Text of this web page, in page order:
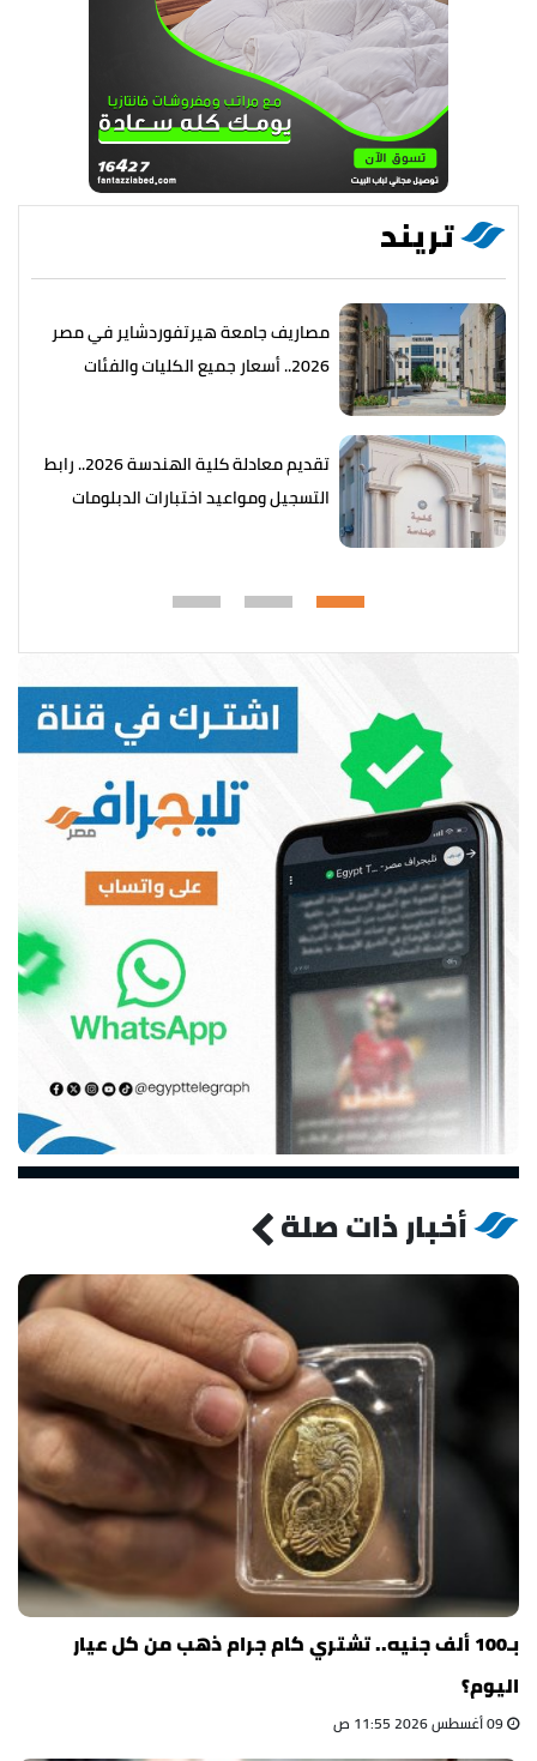
تريند
مصاريف جامعة هيرتفوردشاير في مصر
2026.. أسعار جميع الكليات والفئات
تقديم معادلة كلية الهندسة 2026.. رابط
التسجيل ومواعيد اختبارات الدبلومات
أخبار ذات صلة
بـ100 ألف جنيه.. تشتري كام جرام ذهب من كل عيار
اليوم؟